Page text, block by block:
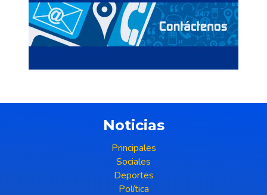
Noticias
Principales
Sociales
Deportes
Política